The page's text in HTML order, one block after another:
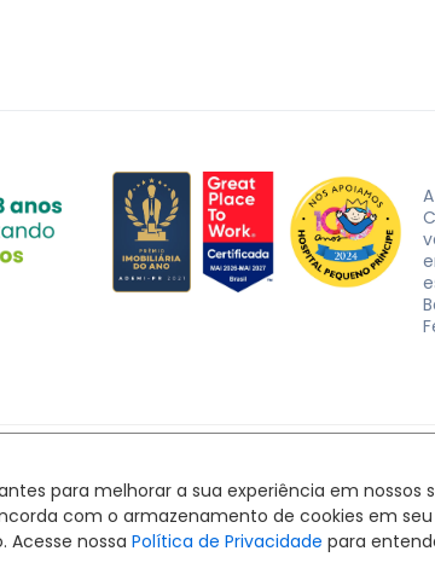
para melhorar a sua experiência em
com o armazenamento de cookies em
Acesse nossa Política de Privacidade para
Política de privacidade
Termos de uso
Feito com
pelo time daRocketImob | Site para